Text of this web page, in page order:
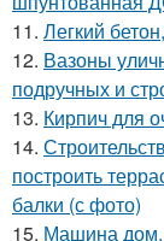
11. Легкий
12. Вазоны
подручных и
13. Кирпич для
14.
построить
балки (с фото)
15. Машина дом,